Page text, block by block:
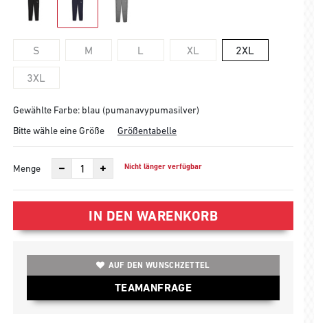
S M L XL 2XL
3XL
Gewählte Farbe: blau (pumanavypumasilver)
Bitte wähle eine Größe
Größentabelle
Menge Nicht länger verfügbar
IN DEN WARENKORB
AUF DEN WUNSCHZETTEL
TEAMANFRAGE